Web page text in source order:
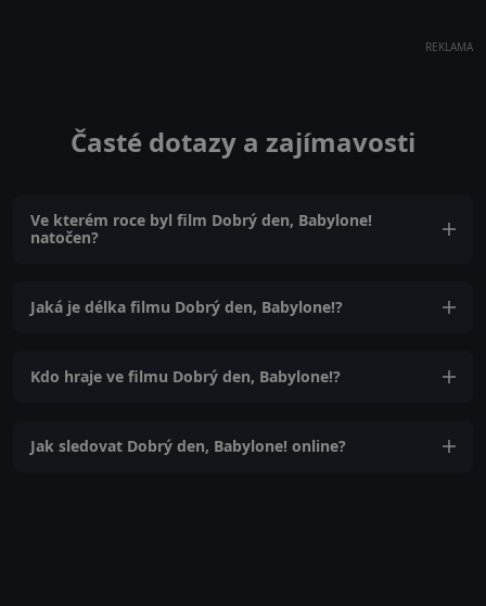
REKLAMA
Časté dotazy a zajímavosti
Ve kterém roce byl film Dobrý den, Babylone!
natočen?
Jaká je délka filmu Dobrý den, Babylone!?
Kdo hraje ve filmu Dobrý den, Babylone!?
Jak sledovat Dobrý den, Babylone! online?